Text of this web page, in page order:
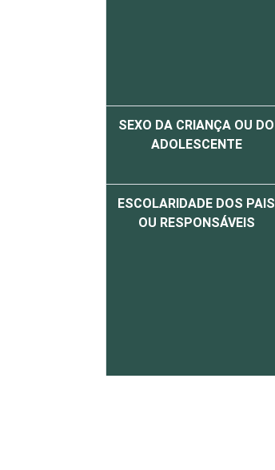
SEXO DA CRIANÇA OU DO
ADOLESCENTE
ESCOLARIDADE DOS PAIS
OU RESPONSÁVEIS